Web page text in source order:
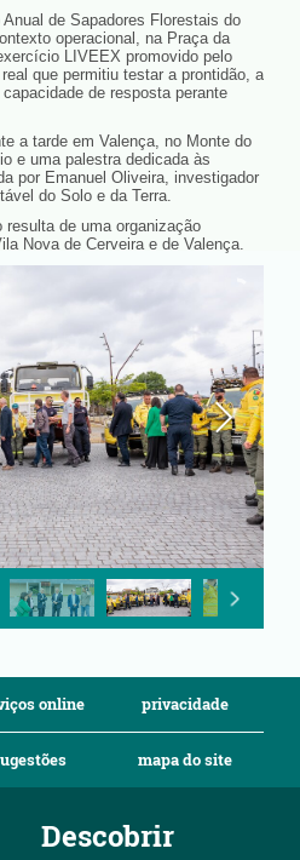
de Sapadores Florestais do
operacional, na Praça da
LIVEEX promovido pelo
que permitiu testar a prontidão, a
de resposta perante
a tarde em Valença, no Monte do
e uma palestra dedicada às
por Emanuel Oliveira, investigador
do Solo e da Terra.
de uma organização
Nova de Cerveira e de Valença.
online privacidade
mapa do site
Descobrir